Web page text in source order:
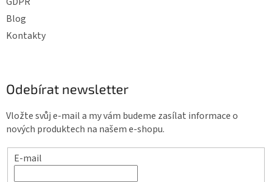
Blog
Kontakty
Odebírat newsletter
Vložte svůj e-mail a my vám budeme zasílat informace o
nových produktech na našem e-shopu.
E-mail